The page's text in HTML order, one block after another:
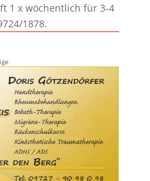
1 x wöchentlich für 3-4
1878.